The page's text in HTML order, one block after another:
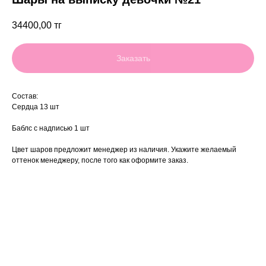
34400,00 тг
Заказать
Состав:
Сердца 13 шт
Баблс с надписью 1 шт
Цвет шаров предложит менеджер из наличия. Укажите желаемый
оттенок менеджеру, после того как оформите заказ.